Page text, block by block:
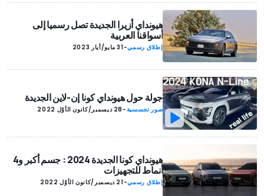
هيونداي أزيرا الجديدة تصل رسميا إلى
أسواقنا العربية
إطلاق رسمي-31 مايو/أيار 2023
جولة حول هيونداي كونا إن-لاين الجديدة
صور تجسسية- 28 ديسمبر/كانون الأوّل 2022
هيونداي كونا الجديدة 2024 : جسم أكبر و4
أنماط للتجهيزات
إطلاق رسمي-21 ديسمبر/كانون الأوّل 2022